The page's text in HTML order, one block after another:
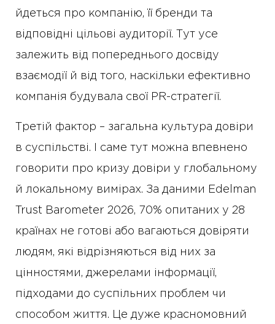
йдеться про компанію, її бренди та
відповідні цільові аудиторії. Тут усе
залежить від попереднього досвіду
взаємодії й від того, наскільки ефективно
компанія будувала свої PR-стратегії.
Третій фактор – загальна культура довіри
в суспільстві. І саме тут можна впевнено
говорити про кризу довіри у глобальному
й локальному вимірах. За даними Edelman
Trust Barometer 2026, 70% опитаних у 28
країнах не готові або вагаються довіряти
людям, які відрізняються від них за
цінностями, джерелами інформації,
підходами до суспільних проблем чи
способом життя. Це дуже красномовний